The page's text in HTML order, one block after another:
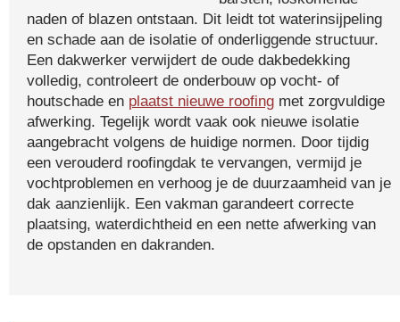
naden of blazen ontstaan. Dit leidt tot waterinsijpeling
en schade aan de isolatie of onderliggende structuur.
Een dakwerker verwijdert de oude dakbedekking
volledig, controleert de onderbouw op vocht- of
houtschade en plaatst nieuwe roofing met zorgvuldige
afwerking. Tegelijk wordt vaak ook nieuwe isolatie
aangebracht volgens de huidige normen. Door tijdig
een verouderd roofingdak te vervangen, vermijd je
vochtproblemen en verhoog je de duurzaamheid van je
dak aanzienlijk. Een vakman garandeert correcte
plaatsing, waterdichtheid en een nette afwerking van
de opstanden en dakranden.